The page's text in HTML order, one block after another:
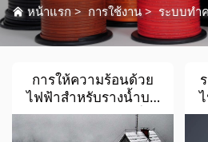
หน้าแรก>การใช้งาน>ระบบทำคว
การให้ความร้อนด้วย
ไฟฟ้าสำหรับรางน้ำบน
หลังคาบ้านเรือนเพื่อ
ละลายความแข็งตัว